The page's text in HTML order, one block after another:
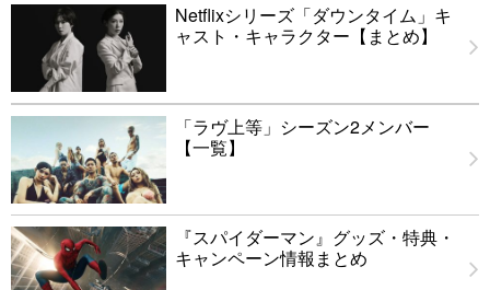
Netflixシリーズ「ダウンタイム」キ
ャスト・キャラクター【まとめ】
「ラヴ上等」シーズン2メンバー
【一覧】
『スパイダーマン』グッズ・特典・
キャンペーン情報まとめ